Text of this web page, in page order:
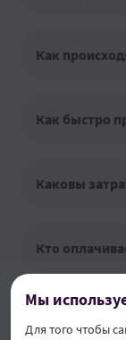
Как
Как быстро
Каковы
Кто
Мы
Для того чтобы